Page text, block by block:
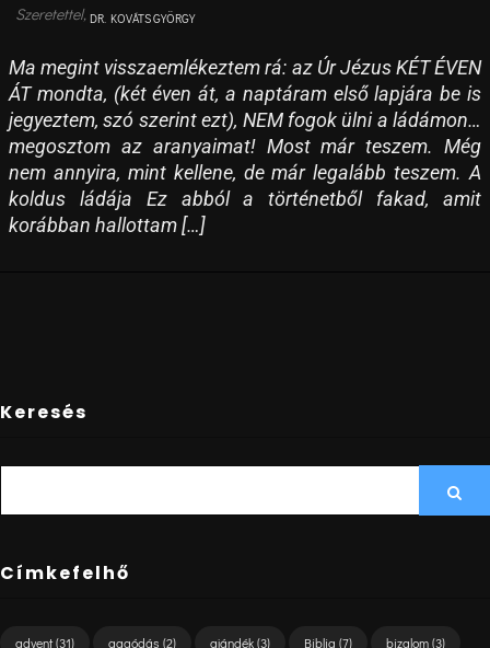
DR. KOVÁTS GYÖRGY
Ma megint visszaemlékeztem rá: az Úr Jézus KÉT ÉVEN
ÁT mondta, (két éven át, a naptáram első lapjára be is
jegyeztem, szó szerint ezt), NEM fogok ülni a ládámon…
megosztom az aranyaimat! Most már teszem. Még
nem annyira, mint kellene, de már legalább teszem. A
koldus ládája Ez abból a történetből fakad, amit
korábban hallottam […]
Keresés
Címkefelhő
advent(31) aggódás (2) ajándék(3) Biblia (7) bizalom(3)